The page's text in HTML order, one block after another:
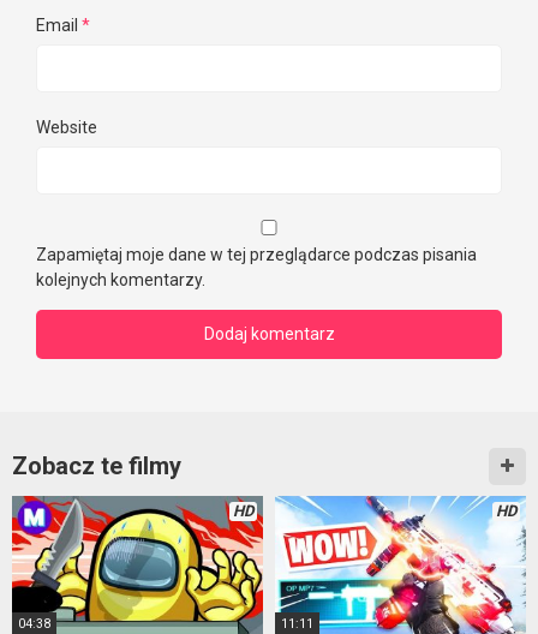
Email *
Website
Zapamiętaj moje dane w tej przeglądarce podczas pisania
kolejnych komentarzy.
Zobacz te filmy
HD
04:38
HD
11:11